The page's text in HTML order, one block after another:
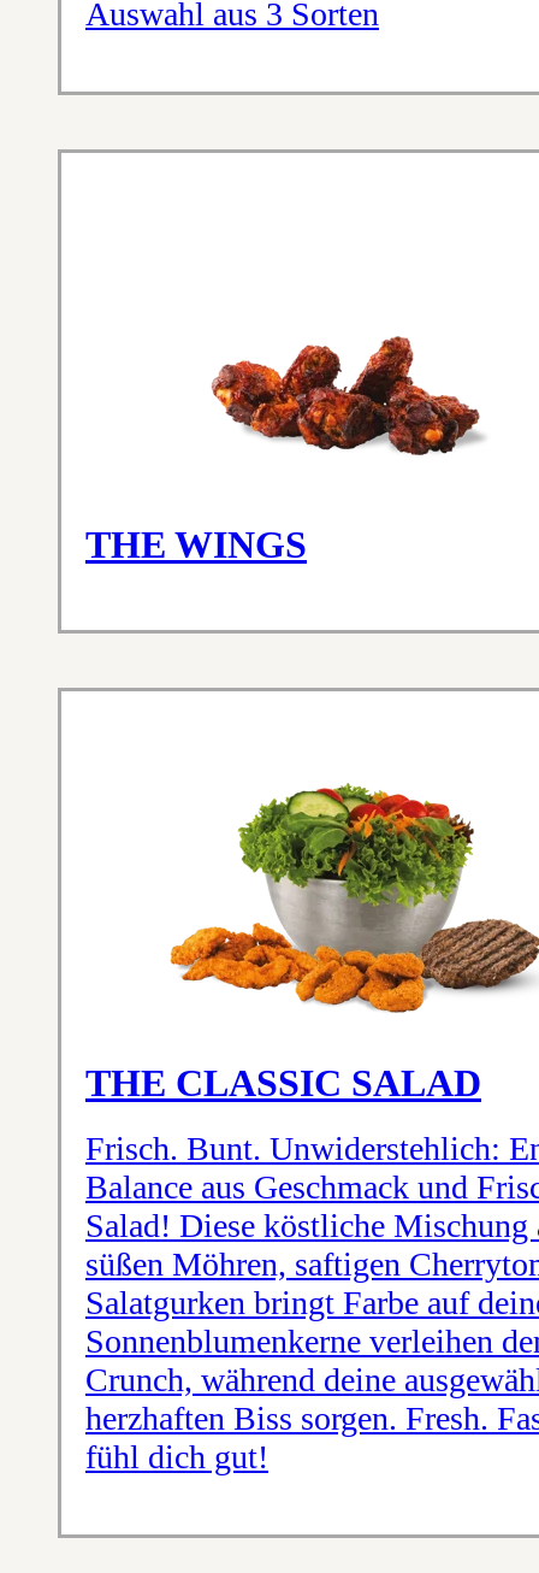
Auswahl aus 3 Sorten
THE WINGS
THE CLASSIC SALAD
Frisch. Bunt. Unwiderstehlich:
Balance aus Geschmack und
Salad! Diese köstliche Mischung
süßen Möhren, saftigen
Salatgurken bringt Farbe auf
Sonnenblumenkerne verleihen
Crunch, während deine
herzhaften Biss sorgen. Fresh.
fühl dich gut!